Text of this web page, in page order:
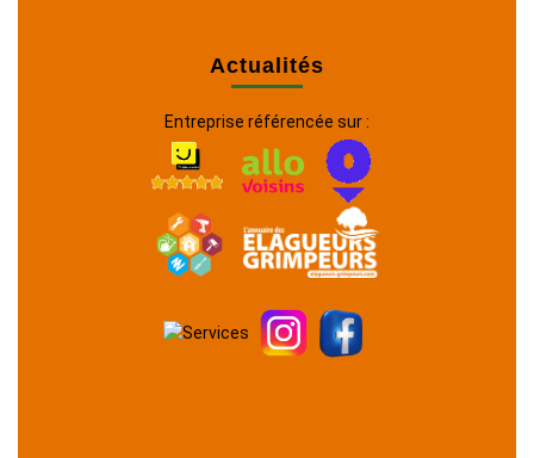
Actualités
Entreprise référencée sur :